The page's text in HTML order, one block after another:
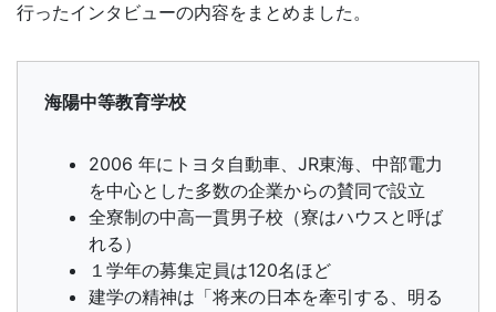
を行ったインタビューの内容をまとめました。
海陽中等教育学校
2006 年にトヨタ自動車、JR東海、中部電力
を中心とした多数の企業からの賛同で設立
全寮制の中高一貫男子校（寮はハウスと呼ば
れる）
１学年の募集定員は120名ほど
建学の精神は「将来の日本を牽引する、明る